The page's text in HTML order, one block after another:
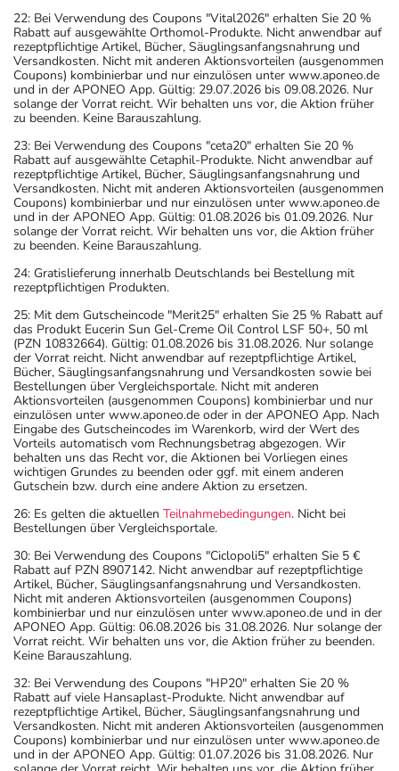
22: Bei Verwendung des Coupons "Vital2026" erhalten Sie 20 %
Rabatt auf ausgewählte Orthomol-Produkte. Nicht anwendbar auf
rezeptpflichtige Artikel, Bücher, Säuglingsanfangsnahrung und
Versandkosten. Nicht mit anderen Aktionsvorteilen (ausgenommen
Coupons) kombinierbar und nur einzulösen unter www.aponeo.de
und in der APONEO App. Gültig: 29.07.2026 bis 09.08.2026. Nur
solange der Vorrat reicht. Wir behalten uns vor, die Aktion früher
zu beenden. Keine Barauszahlung.
23: Bei Verwendung des Coupons "ceta20" erhalten Sie 20 %
Rabatt auf ausgewählte Cetaphil-Produkte. Nicht anwendbar auf
rezeptpflichtige Artikel, Bücher, Säuglingsanfangsnahrung und
Versandkosten. Nicht mit anderen Aktionsvorteilen (ausgenommen
Coupons) kombinierbar und nur einzulösen unter www.aponeo.de
und in der APONEO App. Gültig: 01.08.2026 bis 01.09.2026. Nur
solange der Vorrat reicht. Wir behalten uns vor, die Aktion früher
zu beenden. Keine Barauszahlung.
24: Gratislieferung innerhalb Deutschlands bei Bestellung mit
rezeptpflichtigen Produkten.
25: Mit dem Gutscheincode "Merit25" erhalten Sie 25 % Rabatt auf
das Produkt Eucerin Sun Gel-Creme Oil Control LSF 50+, 50 ml
(PZN 10832664). Gültig: 01.08.2026 bis 31.08.2026. Nur solange
der Vorrat reicht. Nicht anwendbar auf rezeptpflichtige Artikel,
Bücher, Säuglingsanfangsnahrung und Versandkosten sowie bei
Bestellungen über Vergleichsportale. Nicht mit anderen
Aktionsvorteilen (ausgenommen Coupons) kombinierbar und nur
einzulösen unter www.aponeo.de oder in der APONEO App. Nach
Eingabe des Gutscheincodes im Warenkorb, wird der Wert des
Vorteils automatisch vom Rechnungsbetrag abgezogen. Wir
behalten uns das Recht vor, die Aktionen bei Vorliegen eines
wichtigen Grundes zu beenden oder ggf. mit einem anderen
Gutschein bzw. durch eine andere Aktion zu ersetzen.
26: Es gelten die aktuellen Teilnahmebedingungen. Nicht bei
Bestellungen über Vergleichsportale.
30: Bei Verwendung des Coupons "Ciclopoli5" erhalten Sie 5 €
Rabatt auf PZN 8907142. Nicht anwendbar auf rezeptpflichtige
Artikel, Bücher, Säuglingsanfangsnahrung und Versandkosten.
Nicht mit anderen Aktionsvorteilen (ausgenommen Coupons)
kombinierbar und nur einzulösen unter www.aponeo.de und in der
APONEO App. Gültig: 06.08.2026 bis 31.08.2026. Nur solange der
Vorrat reicht. Wir behalten uns vor, die Aktion früher zu beenden.
Keine Barauszahlung.
32: Bei Verwendung des Coupons "HP20" erhalten Sie 20 %
Rabatt auf viele Hansaplast-Produkte. Nicht anwendbar auf
rezeptpflichtige Artikel, Bücher, Säuglingsanfangsnahrung und
Versandkosten. Nicht mit anderen Aktionsvorteilen (ausgenommen
Coupons) kombinierbar und nur einzulösen unter www.aponeo.de
und in der APONEO App. Gültig: 01.07.2026 bis 31.08.2026. Nur